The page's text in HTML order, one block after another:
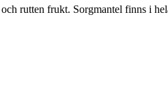
rutten frukt. Sorgmantel finns i